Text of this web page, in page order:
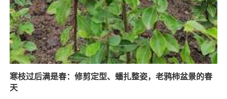
寒枝过后满是春：修剪定型、蟠扎整姿，老鸦柿盆景的春
天